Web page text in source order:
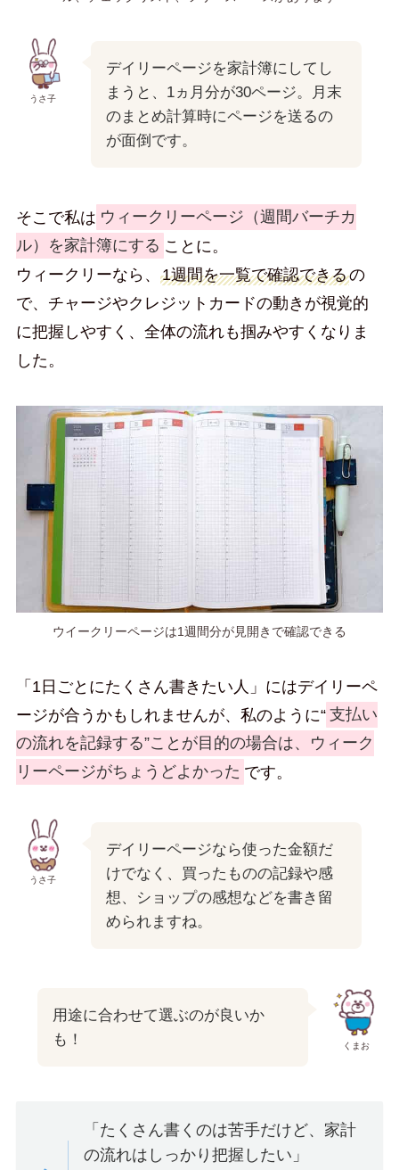
うさ子
デイリーページを家計簿にしてし
まうと、1ヵ月分が30ページ。月末
のまとめ計算時にページを送るの
が面倒です。
そこで私は ウィークリーページ（週間バーチカ
ル）を家計簿にする ことに。
ウィークリーなら、 1週間を一覧で確認できるの
で、チャージやクレジットカードの動きが視覚的
に把握しやすく、全体の流れも掴みやすくなりま
した。
ウイークリーページは1週間分が見開きで確認できる
「1日ごとにたくさん書きたい人」にはデイリーペ
ージが合うかもしれませんが、私のように“ 支払い
の流れを記録する”ことが目的の場合は、ウィーク
リーページがちょうどよかった です。
うさ子
デイリーページなら使った金額だ
けでなく、買ったものの記録や感
想、ショップの感想などを書き留
められますね。
くまお
用途に合わせて選ぶのが良いか
も！
「たくさん書くのは苦手だけど、家計
の流れはしっかり把握したい」